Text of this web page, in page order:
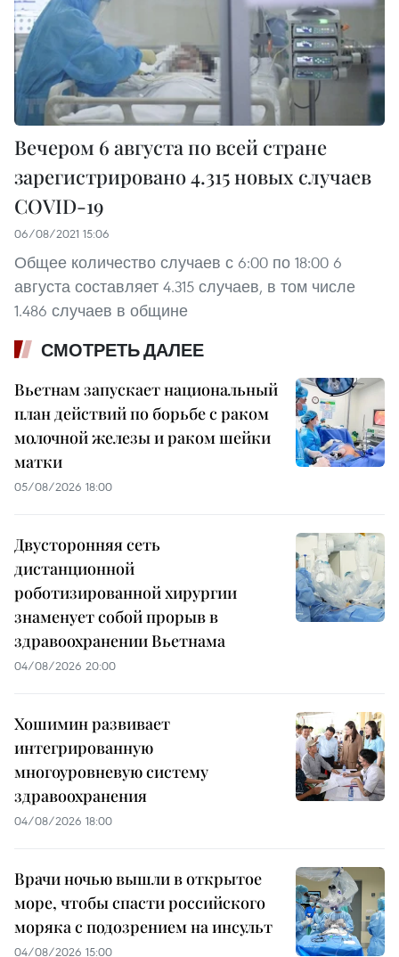
Вечером 6 августа по всей стране
зарегистрировано 4.315 новых случаев
COVID-19
06/08/2021 15:06
Общее количество случаев с 6:00 по 18:00 6
августа составляет 4.315 случаев, в том числе
1.486 случаев в общине
СМОТРЕТЬ ДАЛЕЕ
Вьетнам запускает национальный
план действий по борьбе с раком
молочной железы и раком шейки
матки
05/08/2026 18:00
Двусторонняя сеть
дистанционной
роботизированной хирургии
знаменует собой прорыв в
здравоохранении Вьетнама
04/08/2026 20:00
Хошимин развивает
интегрированную
многоуровневую систему
здравоохранения
04/08/2026 18:00
Врачи ночью вышли в открытое
море, чтобы спасти российского
моряка с подозрением на инсульт
04/08/2026 15:00